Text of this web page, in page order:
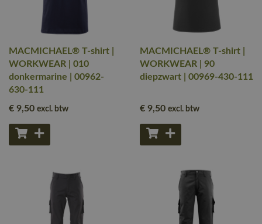
MACMICHAEL® T-shirt |
WORKWEAR | 010
donkermarine | 00962-
630-111
€ 9,50 excl. btw
MACMICHAEL® T-shirt |
WORKWEAR | 90
diepzwart | 00969-430-111
€ 9,50 excl. btw